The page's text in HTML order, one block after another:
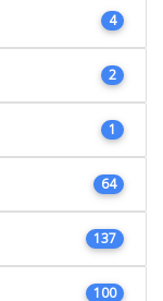
4
2
1
64
137
100